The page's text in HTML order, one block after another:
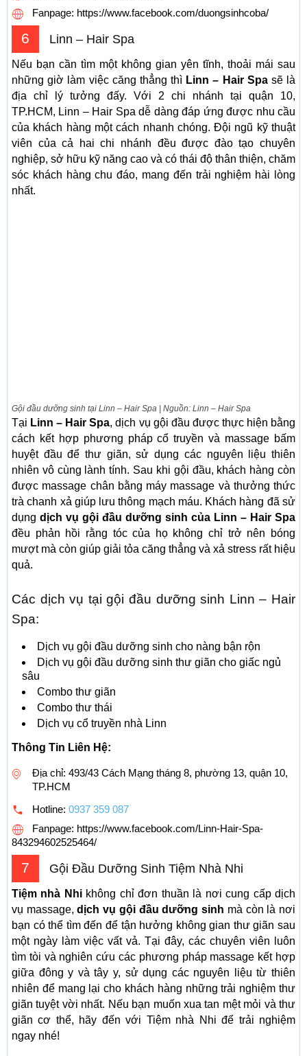
Fanpage: https://www.facebook.com/duongsinhcoba/
6 Linn – Hair Spa
Nếu bạn cần tìm một không gian yên tĩnh, thoải mái sau
những giờ làm việc căng thẳng thì Linn – Hair Spasẽ là
địa chỉ lý tưởng đấy. Với 2 chi nhánh tại quận 10,
TP.HCM, Linn – Hair Spa dễ dàng đáp ứng được nhu cầu
của khách hàng một cách nhanh chóng. Đội ngũ kỹ thuật
viên của cả hai chi nhánh đều được đào tạo chuyên
nghiệp, sở hữu kỹ năng cao và có thái độ thân thiện, chăm
sóc khách hàng chu đáo, mang đến trải nghiệm hài lòng
nhất.
Gội đầu dưỡng sinh tại Linn – Hair Spa | Nguồn: Linn – Hair Spa
Tại Linn – Hair Spa, dịch vụ gội đầu được thực hiện bằng
cách kết hợp phương pháp cổ truyền và massage bấm
huyệt đầu để thư giãn, sử dụng các nguyên liệu thiên
nhiên vô cùng lành tính. Sau khi gội đầu, khách hàng còn
được massage chân bằng máy massage và thưởng thức
trà chanh xả giúp lưu thông mạch máu. Khách hàng đã sử
dụng dịch vụ gội đầu dưỡng sinh của Linn – Hair Spa
đều phản hồi rằng tóc của họ không chỉ trở nên bóng
mượt mà còn giúp giải tỏa căng thẳng và xả stress rất hiệu
quả.
Các dịch vụ tại gội đầu dưỡng sinh Linn – Hair
Spa:
Dịch vụ gội đầu dưỡng sinh cho nàng bận rộn
Dịch vụ gội đầu dưỡng sinh thư giãn cho giấc ngủ
sâu
Combo thư giãn
Combo thư thái
Dịch vụ cổ truyền nhà Linn
Thông Tin Liên Hệ:
Địa chỉ: 493/43 Cách Mạng tháng 8, phường 13, quận 10,
TP.HCM
Hotline: 0937 359 087
Fanpage: https://www.facebook.com/Linn-Hair-Spa-
843294602525464/
7 Gội Đầu Dưỡng Sinh Tiệm Nhà Nhi
Tiệm nhà Nhikhông chỉ đơn thuần là nơi cung cấp dịch
vụ massage,dịch vụ gội đầu dưỡng sinh mà còn là nơi
bạn có thể tìm đến để tận hưởng không gian thư giãn sau
một ngày làm việc vất vả. Tại đây, các chuyên viên luôn
tìm tòi và nghiên cứu các phương pháp massage kết hợp
giữa đông y và tây y, sử dụng các nguyên liệu từ thiên
nhiên để mang lại cho khách hàng những trải nghiệm thư
giãn tuyệt vời nhất. Nếu bạn muốn xua tan mệt mỏi và thư
giãn cơ thể, hãy đến với Tiệm nhà Nhi để trải nghiệm
ngay nhé!